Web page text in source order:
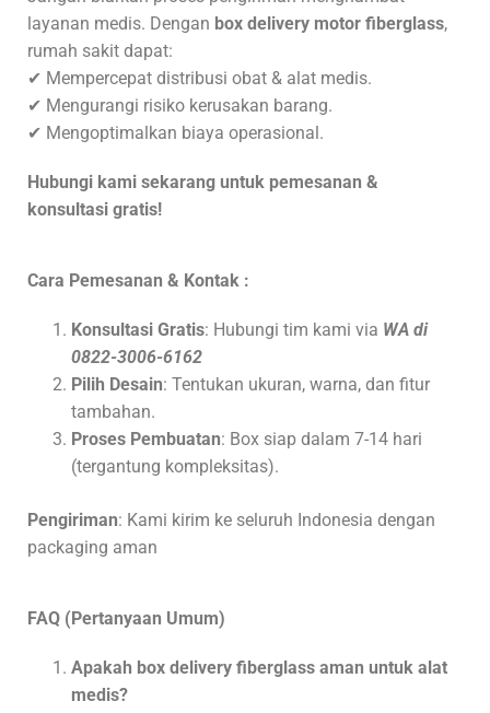
layanan medis. Dengan box delivery motor fiberglass,
rumah sakit dapat:
✔ Mempercepat distribusi obat & alat medis.
✔ Mengurangi risiko kerusakan barang.
✔ Mengoptimalkan biaya operasional.
Hubungi kami sekarang untuk pemesanan &
konsultasi gratis!
Cara Pemesanan & Kontak :
Konsultasi Gratis: Hubungi tim kami via WA di
0822-3006-6162
Pilih Desain: Tentukan ukuran, warna, dan fitur
tambahan.
Proses Pembuatan: Box siap dalam 7-14 hari
(tergantung kompleksitas).
Pengiriman: Kami kirim ke seluruh Indonesia dengan
packaging aman
FAQ (Pertanyaan Umum)
Apakah box delivery fiberglass aman untuk alat
medis?